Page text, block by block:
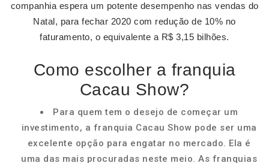
companhia espera um potente desempenho nas vendas do
Natal, para fechar 2020 com redução de 10% no
faturamento, o equivalente a R$ 3,15 bilhões.
Como escolher a franquia
Cacau Show?
Para quem tem o desejo de começar um
investimento, a franquia Cacau Show pode ser uma
excelente opção para engatar no mercado. Ela é
uma das mais procuradas neste meio. As franquias